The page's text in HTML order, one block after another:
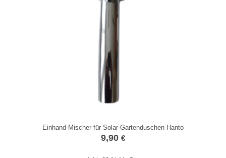
Einhand-Mischer für Solar-Gartenduschen Hanto
9,90 €